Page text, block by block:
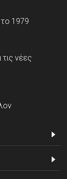
το 1979
νέες